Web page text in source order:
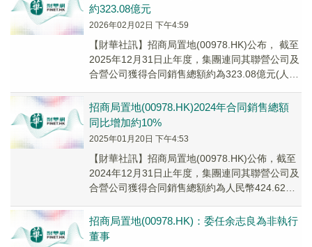
約323.08億元
2026年02月02日 下午4:59
​【財華社訊】招商局置地(00978.HK)公布， 截至
2025年12月31日止年度，集團連同其聯營公司及
合營公司獲得合同銷售總額約為323.08億元(人民
招商局置地(00978.HK)2024年合同銷售總額
同比增加約10%
2025年01月20日 下午4:53
【財華社訊】招商局置地(00978.HK)公佈，截至
2024年12月31日止年度，集團連同其聯營公司及
合營公司獲得合同銷售總額約為人民幣424.62億
招商局置地(00978.HK)：委任余志良為非執行
董事